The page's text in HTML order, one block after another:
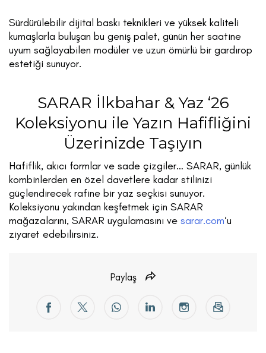
Sürdürülebilir dijital baskı teknikleri ve yüksek kaliteli
kumaşlarla buluşan bu geniş palet, günün her saatine
uyum sağlayabilen modüler ve uzun ömürlü bir gardırop
estetiği sunuyor.
SARAR İlkbahar & Yaz ‘26
Koleksiyonu ile Yazın Hafifliğini
Üzerinizde Taşıyın
Hafiflik, akıcı formlar ve sade çizgiler… SARAR, günlük
kombinlerden en özel davetlere kadar stilinizi
güçlendirecek rafine bir yaz seçkisi sunuyor.
Koleksiyonu yakından keşfetmek için SARAR
mağazalarını, SARAR uygulamasını ve sarar.com‘u
ziyaret edebilirsiniz.
Paylaş